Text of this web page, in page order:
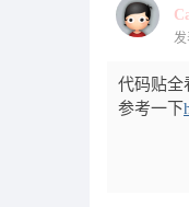
发
代码贴全
参考一下